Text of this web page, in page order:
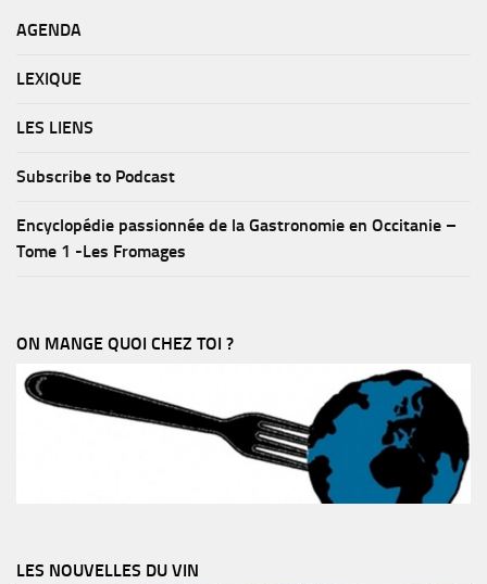
AGENDA
LEXIQUE
LES LIENS
Subscribe to Podcast
Encyclopédie passionnée de la Gastronomie en Occitanie –
Tome 1 -Les Fromages
ON MANGE QUOI CHEZ TOI ?
LES NOUVELLES DU VIN